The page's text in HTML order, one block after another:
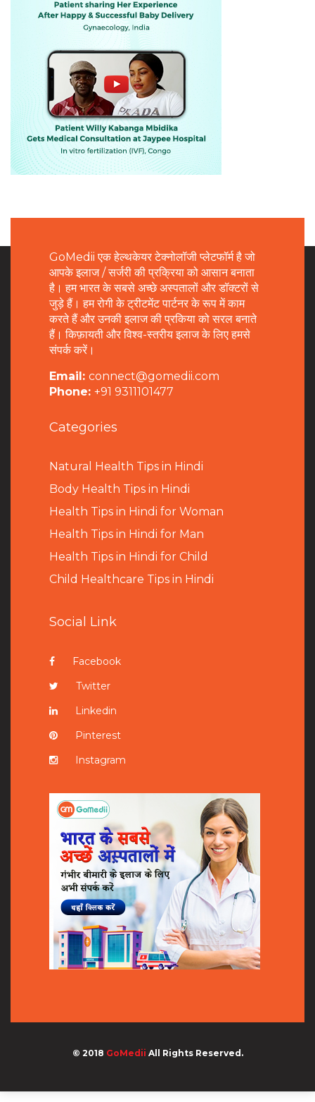
GoMedii एक हेल्थकेयर टेक्नोलॉजी प्लेटफॉर्म है जो
आपके इलाज / सर्जरी की प्रक्रिया को आसान बनाता
है। हम भारत के सबसे अच्छे अस्पतालों और डॉक्टरों से
जुड़े हैं। हम रोगी के ट्रीटमेंट पार्टनर के रूप में काम
करते हैं और उनकी इलाज की प्रकिया को सरल बनाते
हैं। किफ़ायती और विश्व-स्तरीय इलाज के लिए हमसे
संपर्क करें।
Email: connect@gomedii.com
Phone: +91 9311101477
Categories
Natural Health Tips in Hindi
Body Health Tips in Hindi
Health Tips in Hindi for Woman
Health Tips in Hindi for Man
Health Tips in Hindi for Child
Child Healthcare Tips in Hindi
Social Link
Facebook
Twitter
Linkedin
Pinterest
Instagram
© 2018 GoMedii All Rights Reserved.